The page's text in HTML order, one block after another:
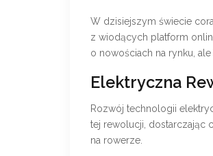
W dzisiejszym świecie
z wiodących platform
o nowościach na rynku,
Elektryczna
Rozwój technologii
tej rewolucji, dostarczając
na rowerze.